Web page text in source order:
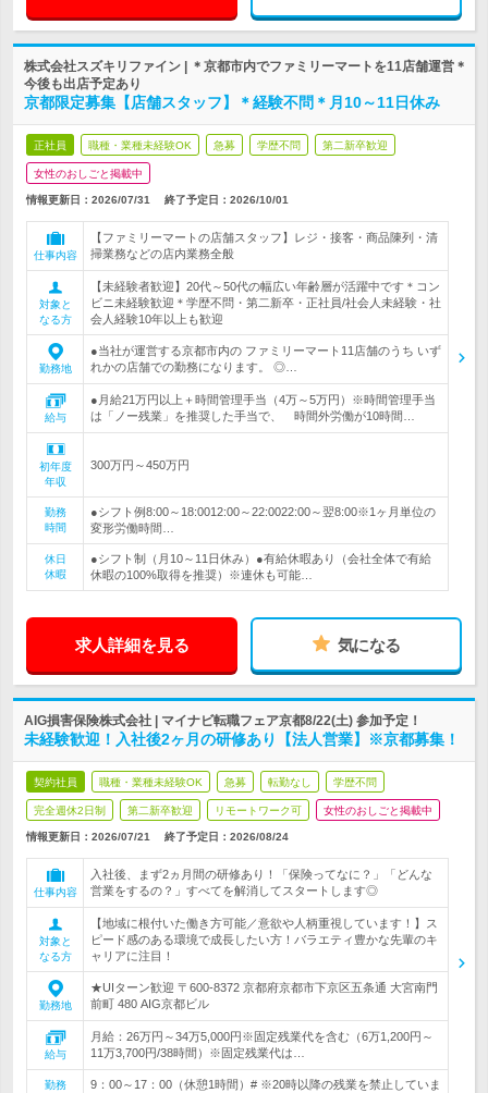
株式会社スズキリファイン | ＊京都市内でファミリーマートを11店舗運営＊
今後も出店予定あり
京都限定募集【店舗スタッフ】＊経験不問＊月10～11日休み
正社員 職種・業種未経験OK 急募 学歴不問 第二新卒歓迎
女性のおしごと掲載中
情報更新日：2026/07/31 終了予定日： 2026/10/01
仕事内容
【ファミリーマートの店舗スタッフ】レジ・接客・商品陳列・清
掃業務などの店内業務全般
対象と
なる方
【未経験者歓迎】20代～50代の幅広い年齢層が活躍中です＊コン
ビニ未経験歓迎＊学歴不問・第二新卒・正社員/社会人未経験・社
会人経験10年以上も歓迎
勤務地
●当社が運営する京都市内の ファミリーマート11店舗のうち いず
れかの店舗での勤務になります。 ◎…
給与
●月給21万円以上＋時間管理手当（4万～5万円）※時間管理手当
は「ノー残業」を推奨した手当で、 時間外労働が10時間…
初年度
年収
300万円～450万円
勤務
時間
●シフト例8:00～18:0012:00～22:0022:00～翌8:00※1ヶ月単位の
変形労働時間…
休日
休暇
●シフト制（月10～11日休み）●有給休暇あり（会社全体で有給
休暇の100%取得を推奨）※連休も可能…
求人詳細を見る 気になる
AIG損害保険株式会社 | マイナビ転職フェア京都8/22(土) 参加予定！
未経験歓迎！入社後2ヶ月の研修あり【法人営業】※京都募集！
契約社員 職種・業種未経験OK 急募 転勤なし 学歴不問
完全週休2日制 第二新卒歓迎 リモートワーク可 女性のおしごと掲載中
情報更新日：2026/07/21 終了予定日： 2026/08/24
仕事内容
入社後、まず2ヵ月間の研修あり！「保険ってなに？」「どんな
営業をするの？」すべてを解消してスタートします◎
対象と
なる方
【地域に根付いた働き方可能／意欲や人柄重視しています！】ス
ピード感のある環境で成長したい方！バラエティ豊かな先輩のキ
ャリアに注目！
勤務地
★UIターン歓迎 〒600-8372 京都府京都市下京区五条通 大宮南門
前町 480 AIG京都ビル
給与
月給：26万円～34万5,000円※固定残業代を含む（6万1,200円～
11万3,700円/38時間）※固定残業代は…
勤務
9：00～17：00（休憩1時間）# ※20時以降の残業を禁止していま